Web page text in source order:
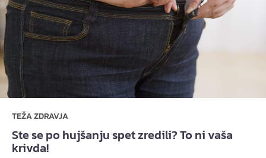
TEŽA ZDRAVJA
Ste se po hujšanju spet zredili? To ni vaša
krivda!